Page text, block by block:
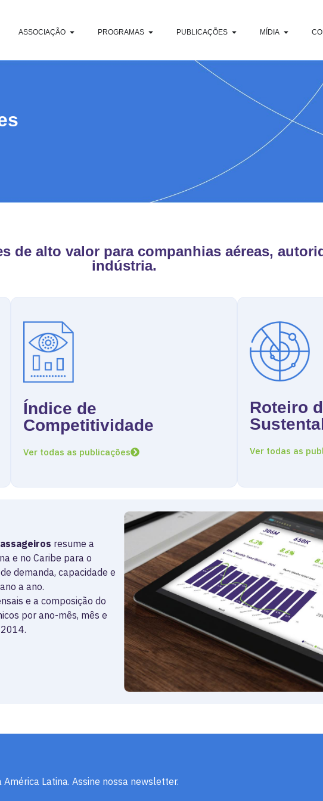
ASSOCIAÇÃO PROGRAMAS PUBLICAÇÕES MÍDIA
de alto valor para companhias aéreas,
indústria.
Índice de
Competitividade
Ver todas as publicações
Roteiro
Ver todas as
resume a
e no Caribe para o
demanda, capacidade e
a ano.
e a composição do
por ano-mês, mês e
Latina. Assine nossa newsletter.